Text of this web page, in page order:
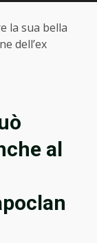
la sua bella
dell’ex
al